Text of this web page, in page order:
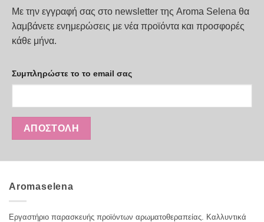
πολλαπλές
παραλλαγές.
Οι
επιλεγούν
του
προϊόντος
παραλλαγές.
Οι
Με την εγγραφή σας στο newsletter της Aroma Selena θα
λαμβάνετε ενημερώσεις με νέα προϊόντα και προσφορές
κάθε μήνα.
Συμπληρώστε το το email σας
Aromaselena
Εργαστήριο παρασκευής προϊόντων αρωματοθεραπείας. Καλλυντικά